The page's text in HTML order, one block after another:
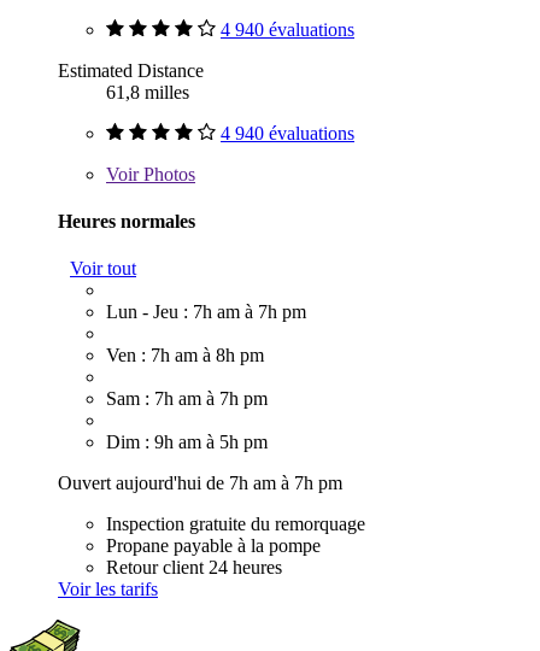
4 940 évaluations
Estimated Distance
61,8 milles
4 940 évaluations
VoirPhotos
Heures normales
Voir tout
Lun - Jeu : 7h am à 7h pm
Ven : 7h am à 8h pm
Sam : 7h am à 7h pm
Dim : 9h am à 5h pm
Ouvert aujourd'hui de 7h am à 7h pm
Inspection gratuite du remorquage
Propane payable à la pompe
Retour client 24 heures
Voir les tarifs